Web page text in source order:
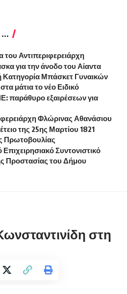
Αντιπεριφερειάρχη
για την άνοδο του Αίαντα
Κατηγορία Μπάσκετ Γυναικών
μάτια το νέο Ειδικό
παράθυρο εξαιρέσεων για
Φλώρινας Αθανάσιου
της 25ης Μαρτίου 1821
Πρωτοβουλίας
Συντονιστικό
Προστασίας του Δήμου
στη